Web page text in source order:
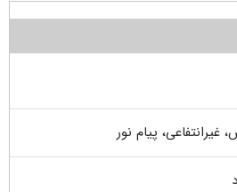
پیام نور